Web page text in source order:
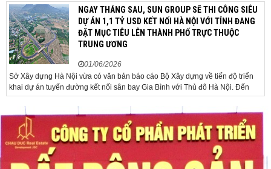
trường quốc tế được giao dịch ở mức 4.520
USD/ounce, tăng khoảng 35 USD/ounce so với buổi
sáng. Trong phiên, có thời điểm giá vàng...
NGAY THÁNG SAU, SUN GROUP SẼ THI CÔNG SIÊU
DỰ ÁN 1,1 TỶ USD KẾT NỐI HÀ NỘI VỚI TỈNH ĐANG
ĐẶT MỤC TIÊU LÊN THÀNH PHỐ TRỰC THUỘC
TRUNG ƯƠNG
01/06/2026
Sở Xây dựng Hà Nội vừa có văn bản báo cáo Bộ Xây dựng về tiến độ triển
khai dự án tuyến đường kết nối sân bay Gia Bình với Thủ đô Hà Nội. Đến
nay, công tác giải phóng mặt bằng và chuẩn bị đầu tư của dự án đã ghi nhận
nhiều kết...